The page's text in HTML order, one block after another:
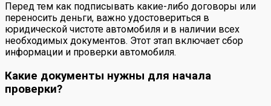
Перед тем как подписывать какие-либо договоры или
переносить деньги, важно удостовериться в
юридической чистоте автомобиля и в наличии всех
необходимых документов. Этот этап включает сбор
информации и проверки автомобиля.
Какие документы нужны для начала
проверки?